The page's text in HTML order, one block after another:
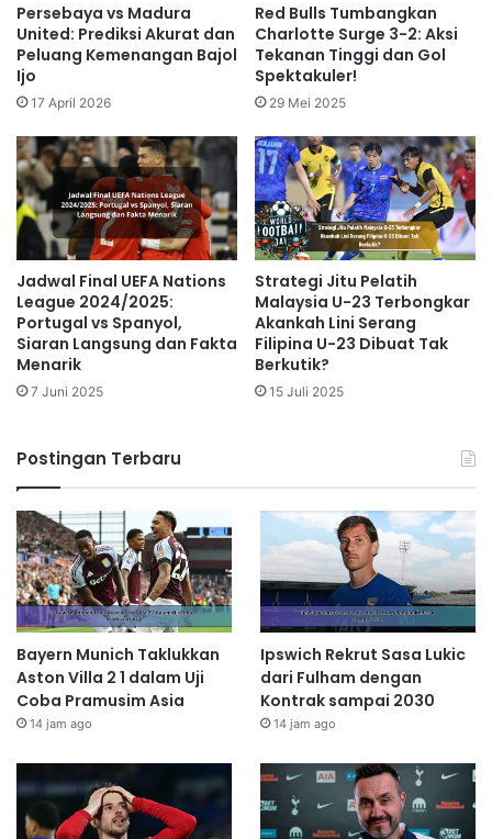
Persebaya vs Madura
United: Prediksi Akurat dan
Peluang Kemenangan Bajol
Ijo
17 April 2026
Red Bulls Tumbangkan
Charlotte Surge 3-2: Aksi
Tekanan Tinggi dan Gol
Spektakuler!
29 Mei 2025
Jadwal Final UEFA Nations
League 2024/2025:
Portugal vs Spanyol,
Siaran Langsung dan Fakta
Menarik
7 Juni 2025
Strategi Jitu Pelatih
Malaysia U-23 Terbongkar
Akankah Lini Serang
Filipina U-23 Dibuat Tak
Berkutik?
15 Juli 2025
Postingan Terbaru
Bayern Munich Taklukkan
Aston Villa 2 1 dalam Uji
Coba Pramusim Asia
14 jam ago
Ipswich Rekrut Sasa Lukic
dari Fulham dengan
Kontrak sampai 2030
14 jam ago